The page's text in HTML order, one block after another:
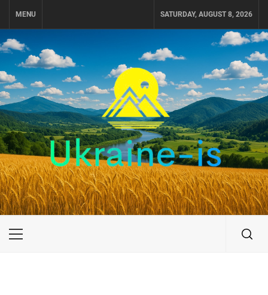
MENU SATURDAY, AUGUST 8, 2026
UKRAINE-IS
ПУТЕШЕСТВИЕ ПО УКРАИНЕ
Primary